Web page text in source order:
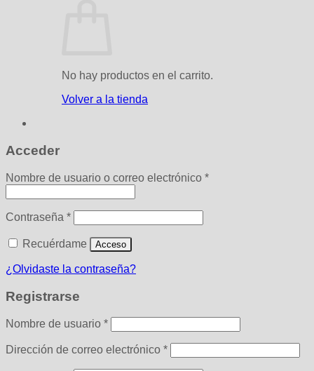
No hay productos en el carrito.
Volver a la tienda
Acceder
Nombre de usuario o correo electrónico *Obligatorio
Contraseña *Obligatorio
Recuérdame Acceso
¿Olvidaste la contraseña?
Registrarse
Nombre de usuario *Obligatorio
Dirección de correo electrónico *Obligatorio